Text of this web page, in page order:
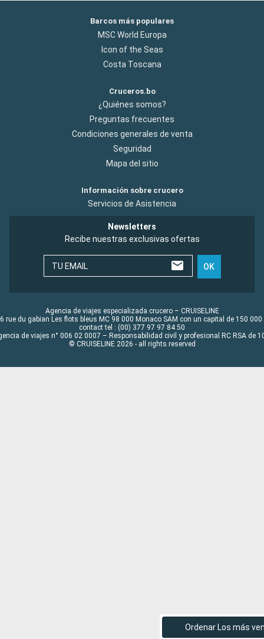
Ordenar Los más
Barcos más populares
MSC World Europa
Icon of the Seas
Costa Toscana
Cruceros.bo
¿Quiénes somos?
Preguntas frecuentes
Condiciones generales de venta
Seguridad
Mapa del sitio
Información sobre crucero
Servicios de Asistencia
Newsletters
Recibe nuestras exclusivas ofertas
TU EMAIL OK
Agencia de viajes especializada crucero – CRUISELINE
rue du gabian Les flots bleus MC 98 000 Monaco SAM con un capital de 150 000
contact tel : (00) 377 97 97 84 50
de viajes n° 006 02 0007 – Responsabilidad civil y profesional RC RSA de
© CRUISELINE 2026 - all rights reserved